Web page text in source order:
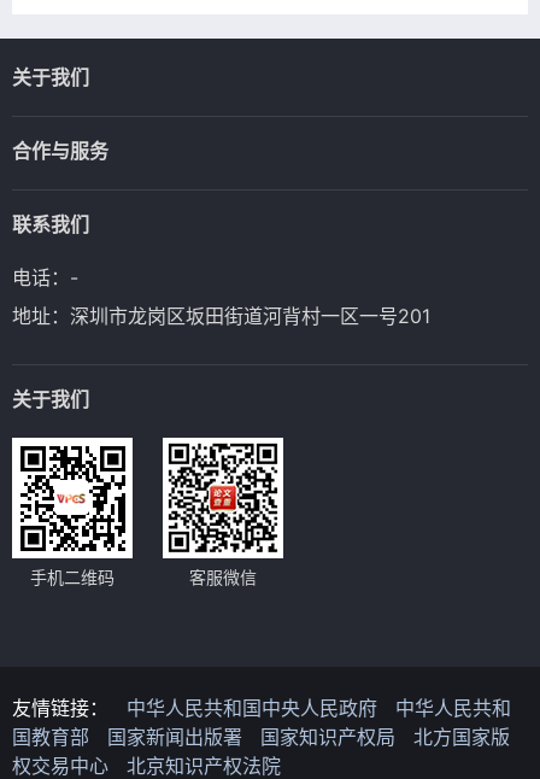
关于我们
合作与服务
联系我们
电话：-
地址：深圳市龙岗区坂田街道河背村一区一号201
关于我们
手机二维码 客服微信
友情链接： 中华人民共和国中央人民政府
中华人民共和
国教育部
国家新闻出版署 国家知识产权局
北方国家版
权交易中心
北京知识产权法院